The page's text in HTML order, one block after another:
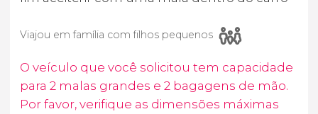
Viajou em família com filhos pequenos
O veículo que você solicitou tem capacidade
para 2 malas grandes e 2 bagagens de mão.
Por favor, verifique as dimensões máximas